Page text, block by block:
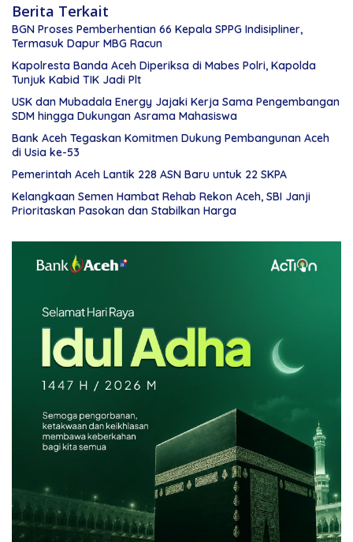
Berita Terkait
BGN Proses Pemberhentian 66 Kepala SPPG Indisipliner,
Termasuk Dapur MBG Racun
Kapolresta Banda Aceh Diperiksa di Mabes Polri, Kapolda
Tunjuk Kabid TIK Jadi Plt
USK dan Mubadala Energy Jajaki Kerja Sama Pengembangan
SDM hingga Dukungan Asrama Mahasiswa
Bank Aceh Tegaskan Komitmen Dukung Pembangunan Aceh
di Usia ke-53
Pemerintah Aceh Lantik 228 ASN Baru untuk 22 SKPA
Kelangkaan Semen Hambat Rehab Rekon Aceh, SBI Janji
Prioritaskan Pasokan dan Stabilkan Harga